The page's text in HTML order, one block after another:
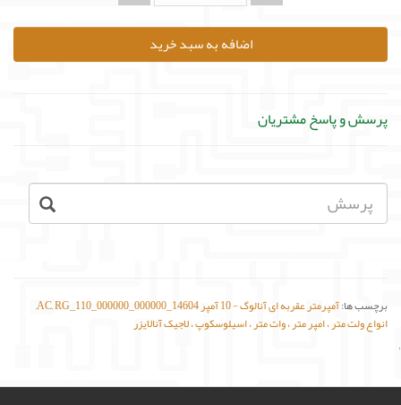
اضافه به سبد خرید
پرسش و پاسخ مشتریان
برچسب ها:آمپرمتر عقربه ای آنالوگ - 10 آمپر AC ,RG_110_000000_000000_14604
,
انواع ولت متر ، امپر متر ، وات متر ، اسیلوسکوپ ، لاجیک آنالایزر
'